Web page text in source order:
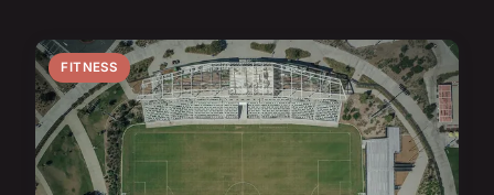
FITNESS